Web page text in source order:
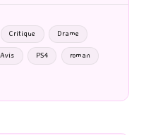
Critique Drame
PS4 roman